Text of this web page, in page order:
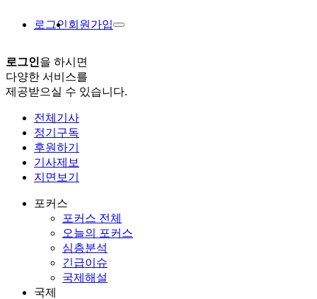
로그인회원가입
로그인을 하시면
다양한 서비스를
제공받으실 수 있습니다.
전체기사
정기구독
후원하기
기사제보
지면보기
포커스
포커스 전체
오늘의 포커스
심층분석
긴급이슈
국제해설
국제